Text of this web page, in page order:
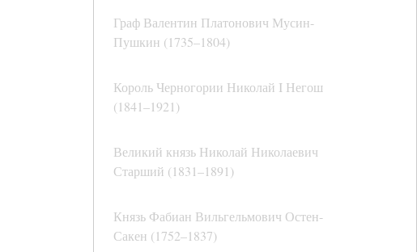
Граф Валентин Платонович Мусин-
Пушкин (1735–1804)
Король Черногории Николай I Негош
(1841–1921)
Великий князь Николай Николаевич
Старший (1831–1891)
Князь Фабиан Вильгельмович Остен-
Сакен (1752–1837)